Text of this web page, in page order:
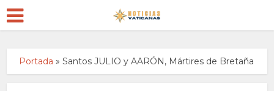
Portada »Santos JULIO y AARÓN, Mártires de Bretaña